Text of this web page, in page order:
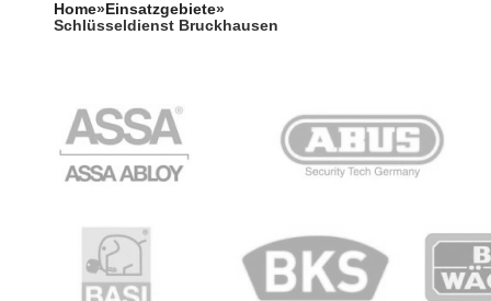
Home» Einsatzgebiete»
Schlüsseldienst Bruckhausen